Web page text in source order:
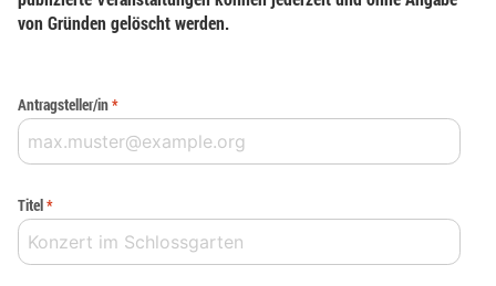
von Gründen gelöscht werden.
Antragsteller/in*
Titel*